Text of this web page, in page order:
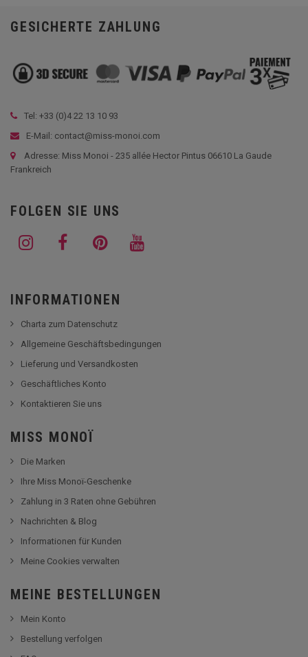
GESICHERTE ZAHLUNG
Tel: +33 (0)4 22 13 10 93
E-Mail: contact@miss-monoi.com
Adresse: Miss Monoi - 235 allée Hector Pintus 06610 La Gaude
Frankreich
FOLGEN SIE UNS
INFORMATIONEN
Charta zum Datenschutz
Allgemeine Geschäftsbedingungen
Lieferung und Versandkosten
Geschäftliches Konto
Kontaktieren Sie uns
MISS MONOÏ
Die Marken
Ihre Miss Monoï-Geschenke
Zahlung in 3 Raten ohne Gebühren
Nachrichten & Blog
Informationen für Kunden
Meine Cookies verwalten
MEINE BESTELLUNGEN
Mein Konto
Bestellung verfolgen